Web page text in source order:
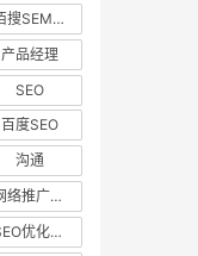
佰搜SEM • 2022年5月9日 下午6:04 • 电商运营
产品经理
SEO
百度SEO
沟通
网络推广营销
SEO优化步骤